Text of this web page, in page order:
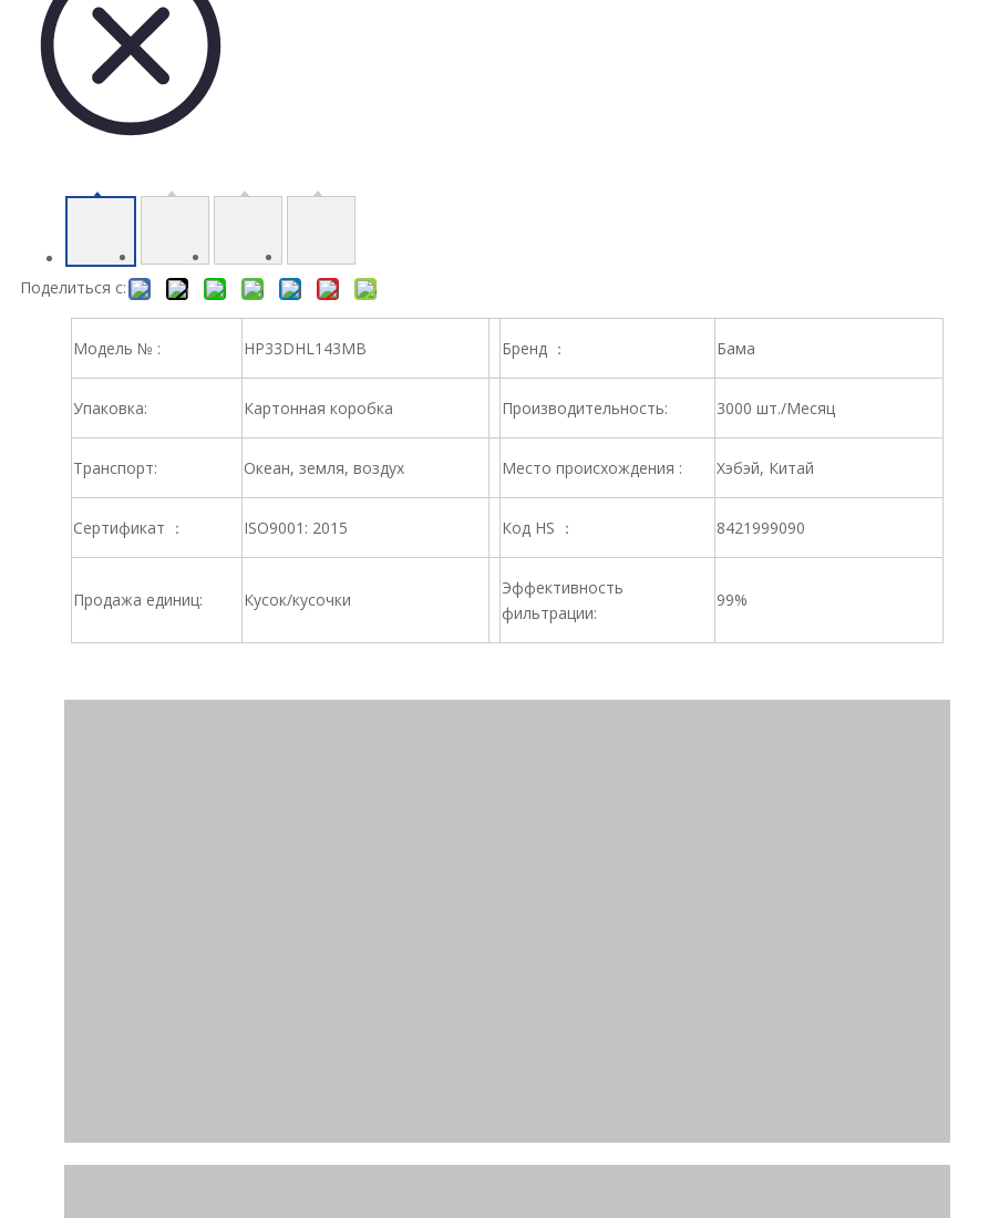
Поделиться с:
Модель № : HP33DHL143MB Бренд ： Бама
Упаковка: Картонная коробка Производительность: 3000 шт./Месяц
Транспорт: Океан, земля, воздух Место происхождения : Хэбэй, Китай
Сертификат ： ISO9001: 2015 Код HS ： 8421999090
Продажа единиц: Кусок/кусочки
Эффективность
фильтрации:
99%